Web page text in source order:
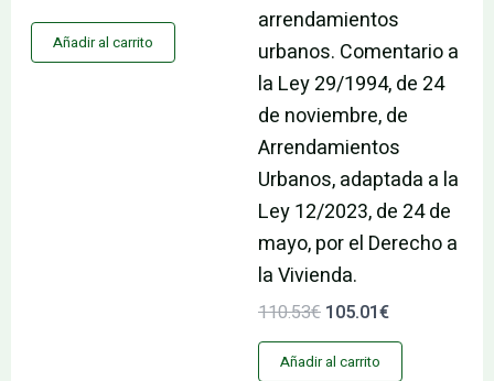
Añadir al carrito
arrendamientos
urbanos. Comentario a
la Ley 29/1994, de 24
de noviembre, de
Arrendamientos
Urbanos, adaptada a la
Ley 12/2023, de 24 de
mayo, por el Derecho a
la Vivienda.
110.53€ 105.01€
Añadir al carrito